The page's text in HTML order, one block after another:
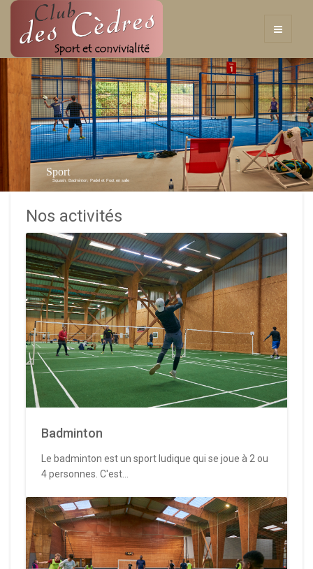
Sport
Squash, Badminton, Padel et Foot en salle
Nos activités
Badminton
Le badminton est un sport ludique qui se joue à 2 ou
4 personnes. C'est...